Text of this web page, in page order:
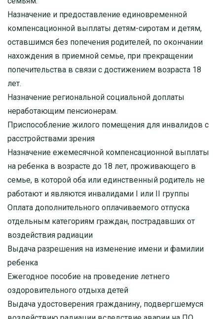
Назначение и предоставление единовременной
компенсационной выплаты детям-сиротам и детям,
оставшимся без попечения родителей, по окончании
нахождения в приемной семье, при прекращении
попечительства в связи с достижением возраста 18
лет.
Назначение региональной социальной доплаты
неработающим пенсионерам.
Приспособление жилого помещения для инвалидов с
расстройствами зрения
Назначение ежемесячной компенсационной выплаты
на ребенка в возрасте до 18 лет, проживающего в
семье, в которой оба или единственный родитель не
работают и являются инвалидами I или II группы
Оплата дополнительного оплачиваемого отпуска
отдельным категориям граждан, пострадавших от
воздействия радиации
Выдача разрешения на изменение имени и фамилии
ребенка
Ежегодное пособие на проведение летнего
оздоровительного отдыха детей
Выдача удостоверения гражданину, подвергшемуся